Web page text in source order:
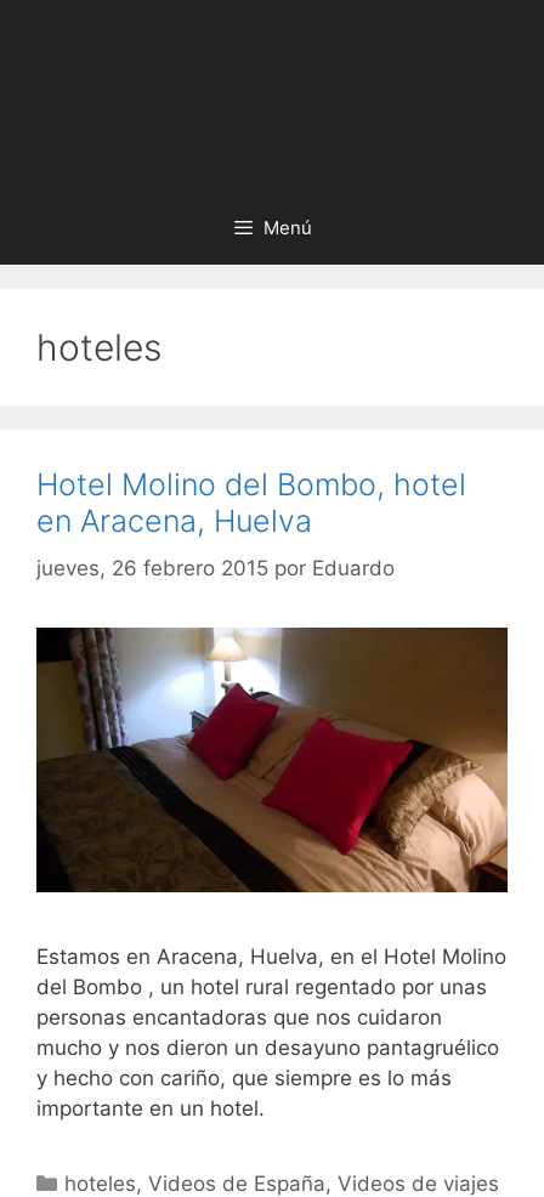
Menú
hoteles
Hotel Molino del Bombo, hotel
en Aracena, Huelva
jueves, 26 febrero 2015 por Eduardo
Estamos en Aracena, Huelva, en el Hotel Molino
del Bombo , un hotel rural regentado por unas
personas encantadoras que nos cuidaron
mucho y nos dieron un desayuno pantagruélico
y hecho con cariño, que siempre es lo más
importante en un hotel.
Categorías
hoteles,Videos de España,Videos de viajes